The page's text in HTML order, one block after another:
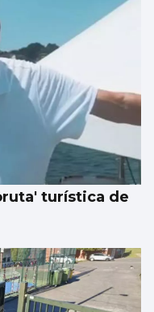
turística de